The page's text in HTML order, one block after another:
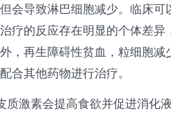
会导致淋巴细胞减少。临床
疗的反应存在明显的个体差
，再生障碍性贫血，粒细胞
合其他药物进行治疗。
质激素会提高食欲并促进消